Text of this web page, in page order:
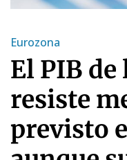
Eurozona
El PIB
resiste
previsto